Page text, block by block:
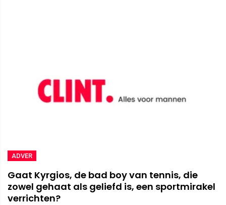
ADVER
Gaat Kyrgios, de bad boy van tennis, die
zowel gehaat als geliefd is, een sportmirakel
verrichten?